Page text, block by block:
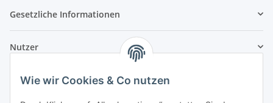
Wie wir Cookies & Co nutzen
Gesetzliche Informationen
Nutzer